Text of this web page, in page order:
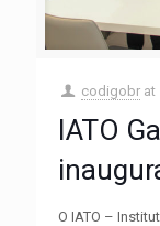
codigobr at
IATO
O IATO –